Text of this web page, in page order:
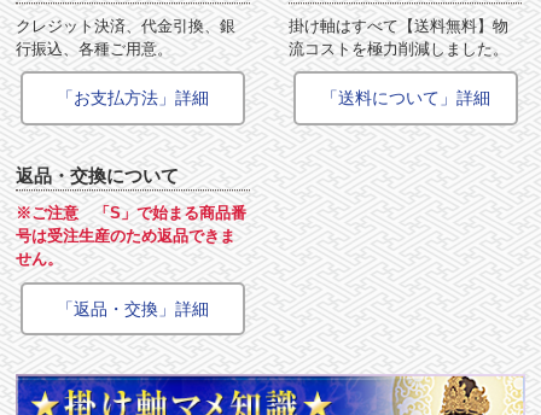
クレジット決済、代金引換、銀
行振込、各種ご用意。
「お支払方法」詳細
掛け軸はすべて【送料無料】物
流コストを極力削減しました。
「送料について」詳細
返品・交換について
※ご注意 「S」で始まる商品番
号は受注生産のため返品できま
せん。
「返品・交換」詳細